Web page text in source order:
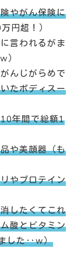
やがん保険に
円超！）
言われるがま
）
んじがらめで
たボディスー
年間で総額1
や美顔器（も
やプロテイン
したくてこれ
酸とビタミン
した‥w）